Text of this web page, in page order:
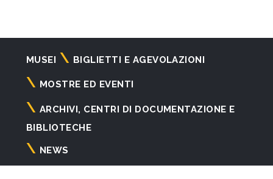
Navigazione
principale
MUSEI BIGLIETTI E AGEVOLAZIONI
MOSTRE ED EVENTI
ARCHIVI, CENTRI DI DOCUMENTAZIONE E
BIBLIOTECHE
NEWS